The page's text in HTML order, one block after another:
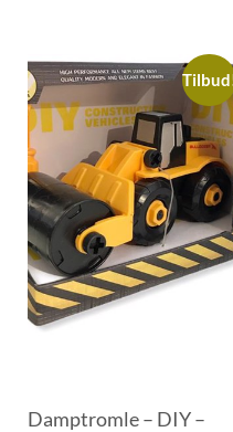
Damptromle – DIY –